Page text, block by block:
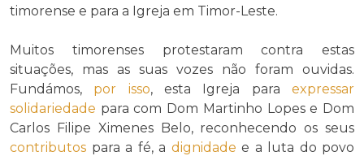
timorense e para a Igreja em Timor-Leste.
Muitos timorenses protestaram contra estas
situações, mas as suas vozes não foram ouvidas.
Fundámos, por isso, esta Igreja paraexpressar
solidariedade para com Dom Martinho Lopes e Dom
Carlos Filipe Ximenes Belo, reconhecendo os seus
contributos para a fé, a dignidade e a luta do povo